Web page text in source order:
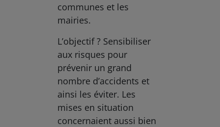
communes et les
mairies.
L’objectif ? Sensibiliser
aux risques pour
prévenir un grand
nombre d’accidents et
ainsi les éviter. Les
mises en situation
concernaient aussi bien